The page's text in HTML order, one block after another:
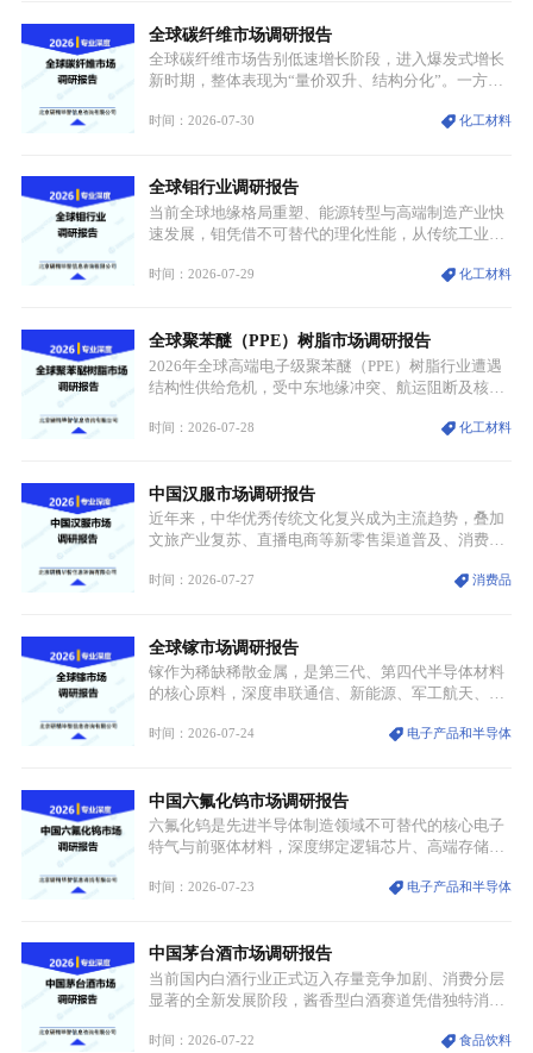
型为新能源核心战略矿产，全球产业形成“印尼掌控
资源与产能、中国主导消费与技术、工艺向低碳湿法
迭代、再生镍加速补位”的全新格局。
全球碳纤维市场调研报告
全球碳纤维市场告别低速增长阶段，进入爆发式增长
新时期，整体表现为“量价双升、结构分化”。一方面
持续扩张；另一方面产品、需求、应用场景呈现明显
体规模扩张，高附加值领域与规模化工业应用形成两
大独立增长体系。
时间：2026-07-30 化工材料
全球钼行业调研报告
当前全球地缘格局重塑、能源转型与高端制造产业快
速发展，钼凭借不可替代的理化性能，从传统工业金
需格局重构、价值体系重估的新阶段。钼是典型难熔
贯穿传统工业、高端制造、军工、新能源等多个核心
产业，成为现代工业体系中不可或缺的基础材料。
时间：2026-07-29 化工材料
全球聚苯醚（PPE）树脂市场调研报告
2026年全球高端电子级聚苯醚（PPE）树脂行业遭遇
结构性供给危机，受中东地缘冲突、航运阻断及核心
停产，行业长期维持寡头垄断的供应链格局彻底瓦
价无市”的供给真空，并沿高频覆铜板、PCB电路板向
AI服务器、5G基站等高端电子终端持续传导，全产业
链生产、成本、交付均承受巨大压力。
时间：2026-07-28 化工材料
中国汉服市场调研报告
近年来，中华优秀传统文化复兴成为主流趋势，叠加
文旅产业复苏、直播电商等新零售渠道普及、消费群
服不再局限于传统节日、古风活动等小众场景，逐步
重要载体。同时，行业标准落地、生产技术升级、原
创设计能力提升，进一步夯实产业发展根基，吸引传
统服饰品牌、文旅企业等跨界入局，市场活力持续释
时间：2026-07-27 消费品
全球镓市场调研报告
镓作为稀缺稀散金属，是第三代、第四代半导体材料
的核心原料，深度串联通信、新能源、军工航天、光
与大国科技博弈的关键战略资源。镓并非传统大宗金
领域渗透”的战略体系，成为全球科技产业运转的刚
需资源。
时间：2026-07-24 电子产品和半导体
中国六氟化钨市场调研报告
六氟化钨是先进半导体制造领域不可替代的核心电子
特气与前驱体材料，深度绑定逻辑芯片、高端存储芯
沉积（CVD）、原子层沉积（ALD）工艺专用前驱体
密制造流程。
时间：2026-07-23 电子产品和半导体
中国茅台酒市场调研报告
当前国内白酒行业正式迈入存量竞争加剧、消费分层
显著的全新发展阶段，酱香型白酒赛道凭借独特消费
道。贵州茅台凭借独一无二的核心产区壁垒、刚性产
时间：2026-07-22 食品饮料